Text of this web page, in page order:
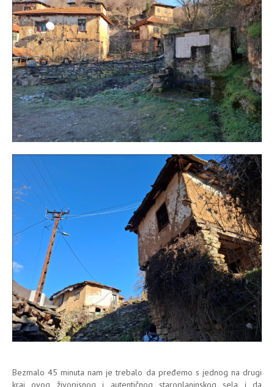
Bezmalo 45 minuta nam je trebalo da pređemo s jednog na drugi
kraj ovog živopisnog i autentičnog staroplaninskog sela i da